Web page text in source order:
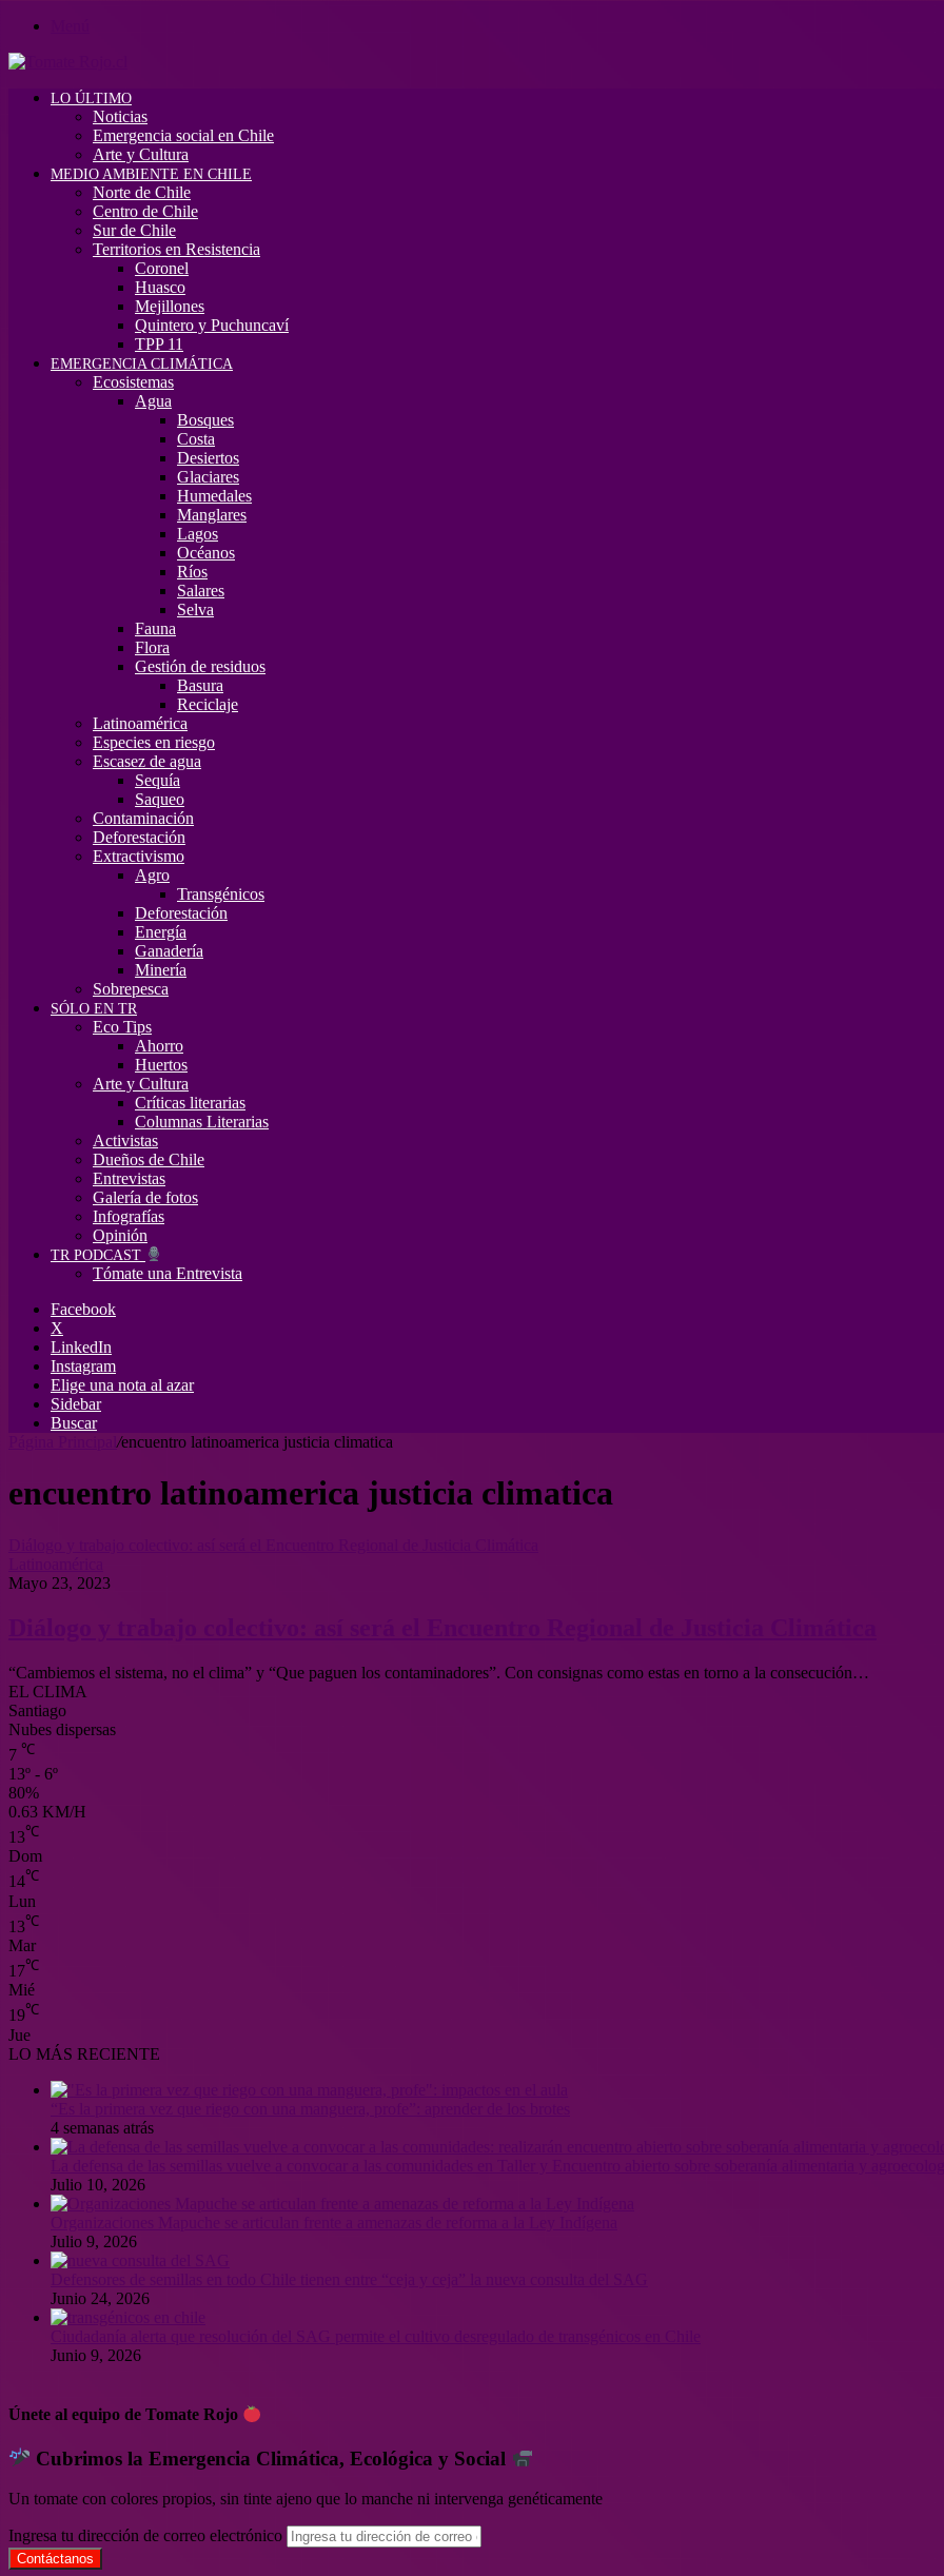
LO ÚLTIMO
Noticias
Emergencia social en Chile
Arte y Cultura
MEDIO AMBIENTE EN CHILE
Norte de Chile
Centro de Chile
Sur de Chile
Territorios en Resistencia
Coronel
Huasco
Mejillones
Quintero y Puchuncaví
TPP 11
EMERGENCIA CLIMÁTICA
Ecosistemas
Agua
Bosques
Costa
Desiertos
Glaciares
Humedales
Manglares
Lagos
Océanos
Ríos
Salares
Selva
Fauna
Flora
Gestión de residuos
Basura
Reciclaje
Latinoamérica
Especies en riesgo
Escasez de agua
Sequía
Saqueo
Contaminación
Deforestación
Extractivismo
Agro
Transgénicos
Deforestación
Energía
Ganadería
Minería
Sobrepesca
SÓLO EN TR
Eco Tips
Ahorro
Huertos
Arte y Cultura
Críticas literarias
Columnas Literarias
Activistas
Dueños de Chile
Entrevistas
Galería de fotos
Infografías
Opinión
TR PODCAST
Tómate una Entrevista
Facebook
X
LinkedIn
Instagram
Elige una nota al azar
Sidebar
Buscar
/encuentro latinoamerica justicia climatica
encuentro latinoamerica justicia climatica
Mayo 23, 2023
“Cambiemos el sistema, no el clima” y “Que paguen los contaminadores”. Con consignas como estas en torno a la consecución…
EL CLIMA
Santiago
Nubes dispersas
7 ℃
13º - 6º
80%
0.63 KM/H
13℃
Dom
14℃
Lun
13℃
Mar
17℃
Mié
19℃
Jue
LO MÁS RECIENTE
4 semanas atrás
Julio 10, 2026
Julio 9, 2026
Junio 24, 2026
Junio 9, 2026
Únete al equipo de Tomate Rojo
Cubrimos la Emergencia Climática, Ecológica y Social
Un tomate con colores propios, sin tinte ajeno que lo manche ni intervenga genéticamente
Ingresa tu dirección de correo electrónico